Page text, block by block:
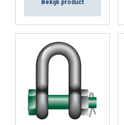
Bekijk product